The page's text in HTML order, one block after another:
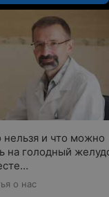
нельзя и что можно
на голодный
о нас